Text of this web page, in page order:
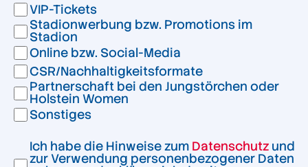
VIP-Tickets
Stadionwerbung bzw. Promotions im
Stadion
Online bzw. Social-Media
CSR/Nachhaltigkeitsformate
Partnerschaft bei den Jungstörchen oder
Holstein Women
Sonstiges
Ich habe die Hinweise zum Datenschutz und
zur Verwendung personenbezogener Daten